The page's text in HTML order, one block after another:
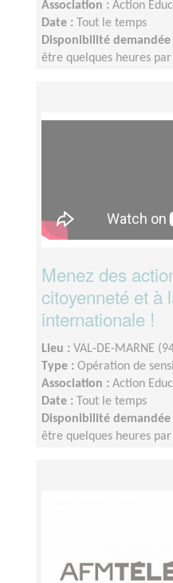
Association : Action
Date :
Tout le temps
Disponibilité demandée
être quelques heures
Menez des
citoyenneté et à
internationale !
Lieu : VAL-DE-MARNE
Type : Opération de
Association : Action
Date :
Tout le temps
Disponibilité demandée
être quelques heures